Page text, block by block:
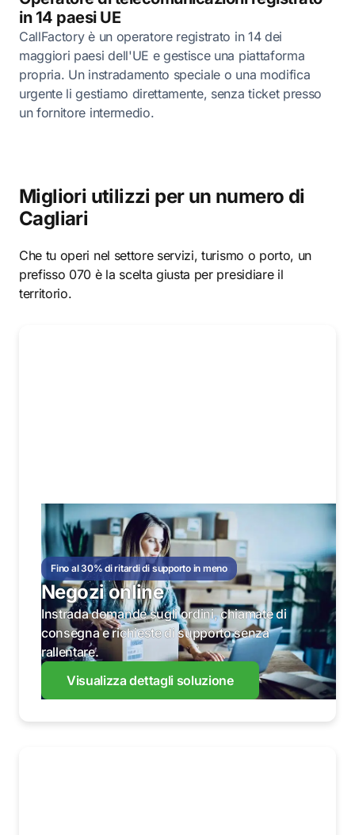
in 14 paesi UE
CallFactory è un operatore registrato in 14 dei
maggiori paesi dell'UE e gestisce una piattaforma
propria. Un instradamento speciale o una modifica
urgente li gestiamo direttamente, senza ticket presso
un fornitore intermedio.
Migliori utilizzi per un numero di
Cagliari
Che tu operi nel settore servizi, turismo o porto, un
prefisso 070 è la scelta giusta per presidiare il
territorio.
Fino al 30% di ritardi di supporto in meno
Negozi online
Instrada domande sugli ordini, chiamate di
consegna e richieste di supporto senza
rallentare.
Visualizza dettagli soluzione